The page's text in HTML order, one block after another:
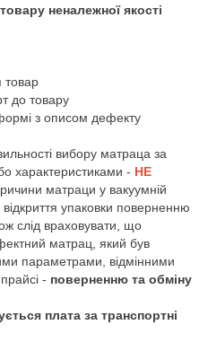
неналежної якості
товар
до товару
з описом дефекту
вибору матраца за
характеристиками - НЕ
матраци у вакуумній
відкриття упаковки поверненню
слід враховувати, що
матрац, який був
параметрами, відмінними
- поверненню та обміну
плата за транспортні